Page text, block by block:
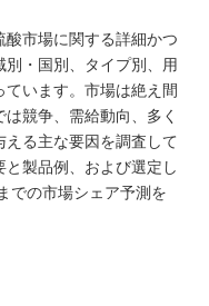
市場に関する詳細かつ
・国別、タイプ別、用
います。市場は絶え間
競争、需給動向、多く
る主な要因を調査して
製品例、および選定し
での市場シェア予測を